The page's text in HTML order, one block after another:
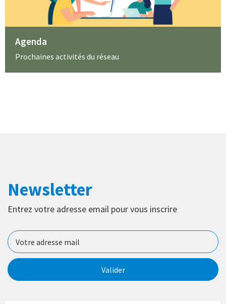
Agenda
Prochaines activités du réseau
Newsletter
Entrez votre adresse email pour vous inscrire
Valider